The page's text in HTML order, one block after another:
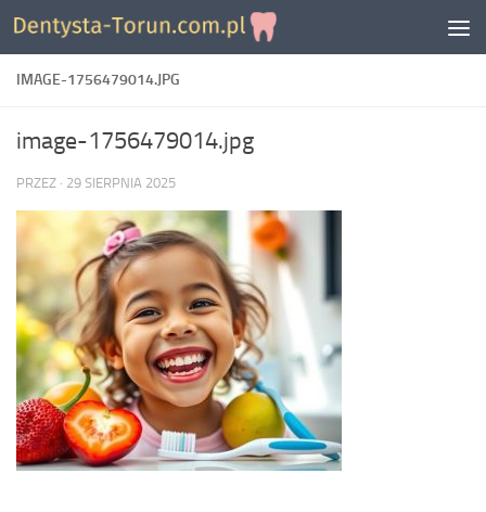
Skip to content
IMAGE-1756479014.JPG
image-1756479014.jpg
PRZEZ · 29 SIERPNIA 2025